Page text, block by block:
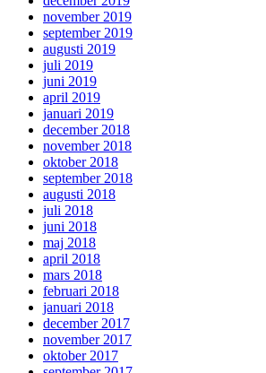
november 2019
september 2019
augusti 2019
juli 2019
juni 2019
april 2019
januari 2019
december 2018
november 2018
oktober 2018
september 2018
augusti 2018
juli 2018
juni 2018
maj 2018
april 2018
mars 2018
februari 2018
januari 2018
december 2017
november 2017
oktober 2017